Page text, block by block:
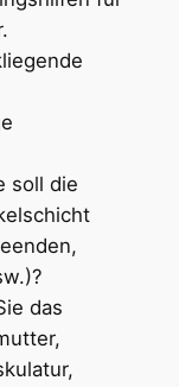
soll die
das